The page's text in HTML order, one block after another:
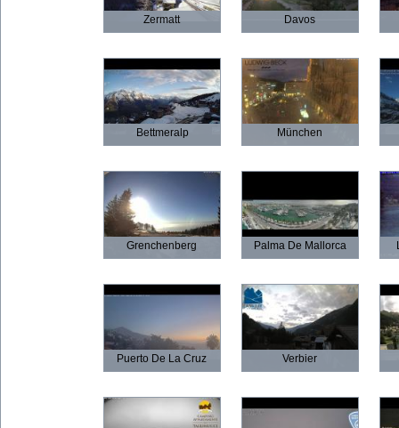
Zermatt Davos
Bettmeralp München
Grenchenberg Palma De Mallorca
Puerto De La Cruz Verbier